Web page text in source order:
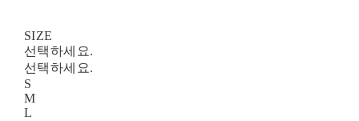
SIZE
선택하세요.
선택하세요.
S
M
L